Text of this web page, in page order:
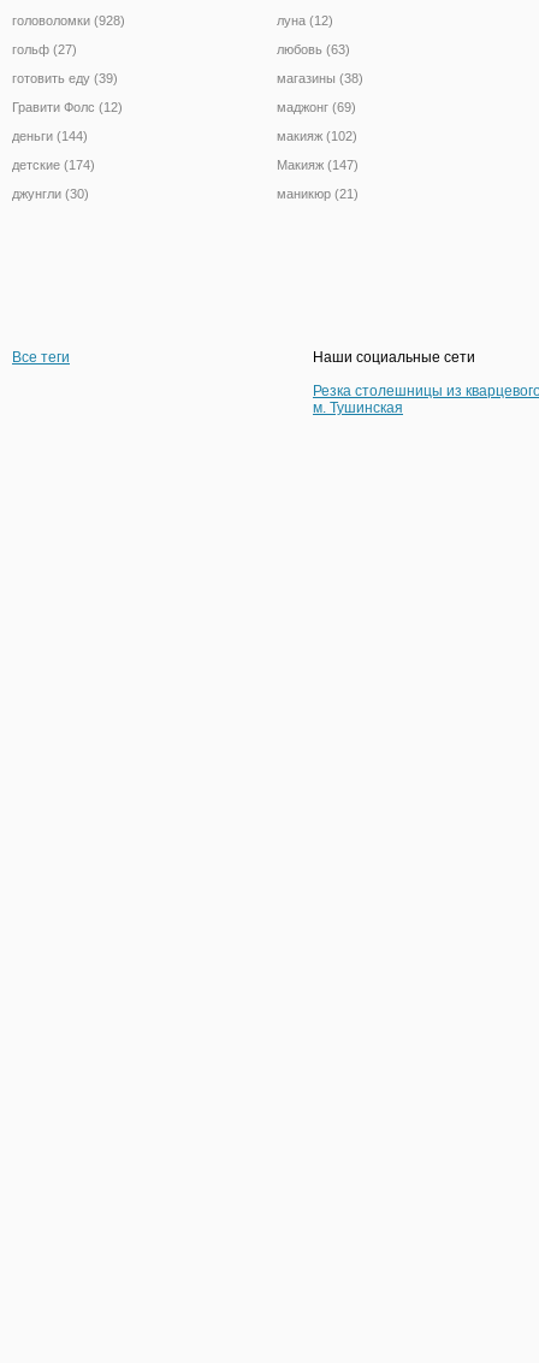
головоломки (928)
гольф (27)
готовить еду (39)
Гравити Фолс (12)
деньги (144)
детские (174)
джунгли (30)
луна (12)
любовь (63)
магазины (38)
маджонг (69)
макияж (102)
Макияж (147)
маникюр (21)
Все теги
Наши социальные сети
Резка столешницы из
м. Тушинская